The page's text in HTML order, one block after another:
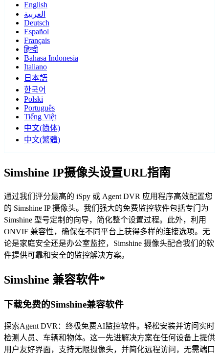
English
العربية
Deutsch
Español
Français
हिन्दी
Bahasa Indonesia
Italiano
日本語
한국어
Polski
Português
Tiếng Việt
中文(简体)
中文(繁體)
Simshine IP摄像头设置URL指南
通过我们评分最高的 iSpy 或 Agent DVR 应用程序高效配置您
的 Simshine IP 摄像头。我们强大的免费监控软件包括专门为
Simshine 型号定制的向导，简化整个设置过程。此外，利用
ONVIF 兼容性，确保在不同平台上获得多样的连接选项。无
论是家庭安全还是办公室监控，Simshine 摄像头配合我们的软
件提供可靠和安全的监控解决方案。
Simshine 兼容软件*
下载免费的Simshine兼容软件
探索Agent DVR：终极免费AI监控软件。轻松安装并访问实时
检测人员、车辆和物体。这一先进解决方案在任何设备上提供
用户友好界面，支持无限摄像头，并简化远程访问，无需端口